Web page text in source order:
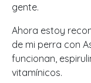
gente.
Ahora estoy
de mi perra con
funcionan,
vitamínicos.